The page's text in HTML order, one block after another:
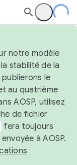
notre modèle
stabilité de la
le
au quatrième
AOSP, utilisez
de fichier
fera toujours
à AOSP.